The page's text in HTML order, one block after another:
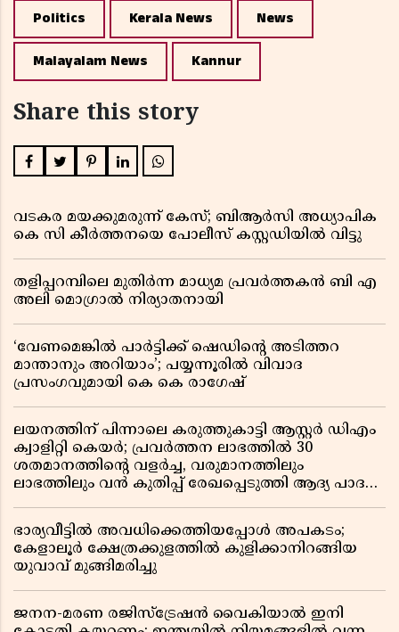
Politics Kerala News News
Malayalam News Kannur
Share this story
വടകര മയക്കുമരുന്ന് കേസ്; ബിആർസി അധ്യാപിക
കെ സി കീർത്തനയെ പോലീസ് കസ്റ്റഡിയിൽ വിട്ടു
തളിപ്പറമ്പിലെ മുതിർന്ന മാധ്യമ പ്രവർത്തകൻ ബി എ
അലി മൊഗ്രാൽ നിര്യാതനായി
‘വേണമെങ്കിൽ പാർട്ടിക്ക് ഷെഡിൻ്റെ അടിത്തറ
മാന്താനും അറിയാം’; പയ്യന്നൂരിൽ വിവാദ
പ്രസംഗവുമായി കെ കെ രാഗേഷ്
ലയനത്തിന് പിന്നാലെ കരുത്തുകാട്ടി ആസ്റ്റർ ഡിഎം
ക്വാളിറ്റി കെയർ; പ്രവർത്തന ലാഭത്തിൽ 30
ശതമാനത്തിൻ്റെ വളർച്ച, വരുമാനത്തിലും
ലാഭത്തിലും വൻ കുതിപ്പ് രേഖപ്പെടുത്തി ആദ്യ പാദ
ഭാര്യവീട്ടിൽ അവധിക്കെത്തിയപ്പോൾ അപകടം;
കേളാലൂർ ക്ഷേത്രക്കുളത്തിൽ കുളിക്കാനിറങ്ങിയ
യുവാവ് മുങ്ങിമരിച്ചു
ജനന-മരണ രജിസ്ട്രേഷൻ വൈകിയാൽ ഇനി